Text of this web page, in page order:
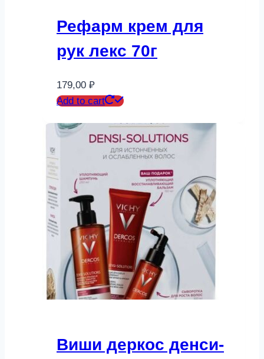
Рефарм крем для
рук лекс 70г
179,00 ₽
Add to cart
Виши деркос денси-